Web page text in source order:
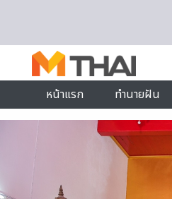
หน้าแรก
ทำนายฝัน